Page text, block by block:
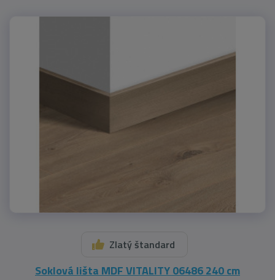
Zlatý štandard
Soklová lišta MDF VITALITY 06486 240 cm